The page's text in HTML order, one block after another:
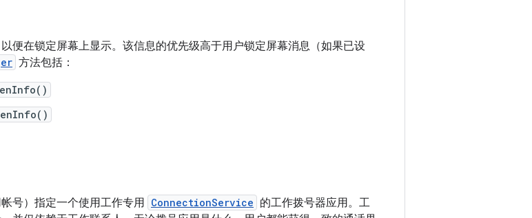
便在锁定屏幕上显示。该信息的优先级高于用户锁定屏幕消息（如果已设
方法包括：
号）指定一个使用工作专用 ConnectionService 的工作拨号器应用。工